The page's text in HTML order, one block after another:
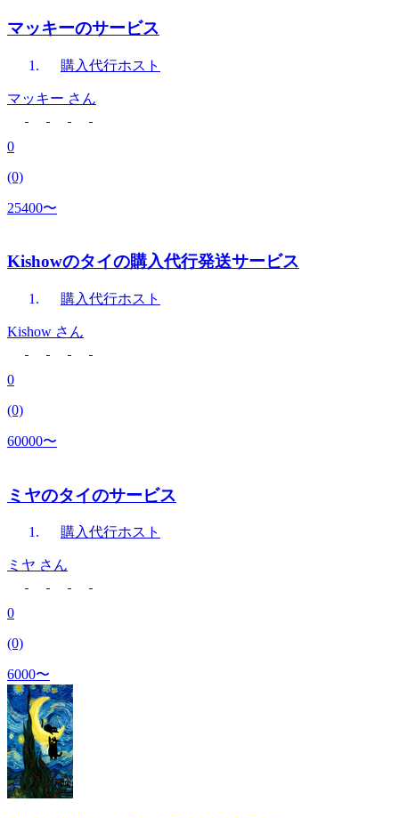
マッキーのサービス
購入代行ホスト
マッキー さん
0
(0)
25400〜
Kishowのタイの購入代行発送サービス
購入代行ホスト
Kishow さん
0
(0)
60000〜
ミヤのタイのサービス
購入代行ホスト
ミヤ さん
0
(0)
6000〜